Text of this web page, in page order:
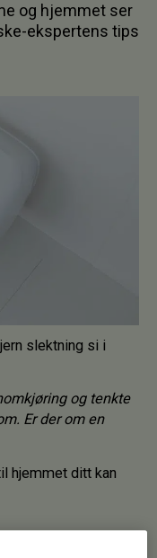
og hjemmet ser
ekspertens tips
slektning si i
og tenkte
Er der om en
hjemmet ditt kan